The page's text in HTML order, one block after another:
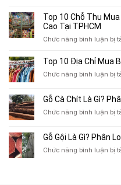
Top 10 Chỗ Thu
Cao Tại TPHCM
Chức năng bình luận bị
Top 10 Địa Chỉ Mua
Chức năng bình luận bị
Gỗ Cà Chít Là Gì?
Chức năng bình luận bị
Gỗ Gội Là Gì? Phân
Chức năng bình luận bị